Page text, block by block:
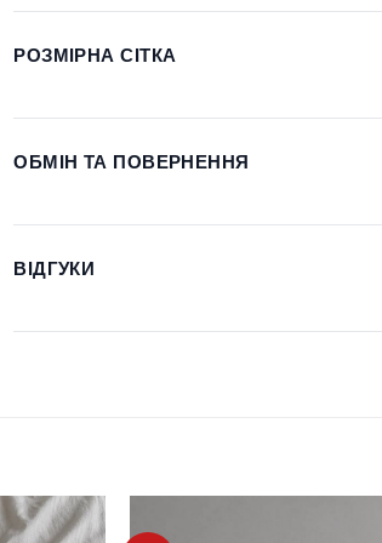
РОЗМІРНА СІТКА
ОБМІН ТА ПОВЕРНЕННЯ
ВІДГУКИ